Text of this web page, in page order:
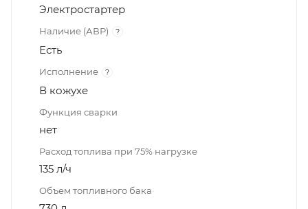
Электростартер
Наличие (АВР) ?
Есть
Исполнение ?
В кожухе
Функция сварки
нет
Расход топлива при 75% нагрузке
135 л/ч
Объем топливного бака